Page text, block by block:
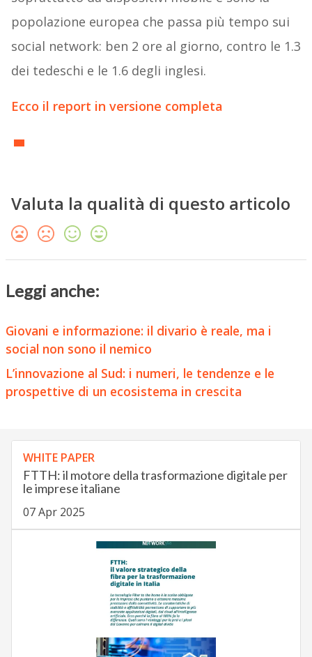
popolazione europea che passa più tempo sui
social network: ben 2 ore al giorno, contro le 1.3
dei tedeschi e le 1.6 degli inglesi.
Ecco il report in versione completa
Valuta la qualità di questo articolo
Leggi anche:
Giovani e informazione: il divario è reale, ma i
social non sono il nemico
L’innovazione al Sud: i numeri, le tendenze e le
prospettive di un ecosistema in crescita
WHITE PAPER
FTTH: il motore della trasformazione digitale per
le imprese italiane
07 Apr 2025